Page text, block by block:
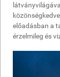
előadásban a
érzelmileg és